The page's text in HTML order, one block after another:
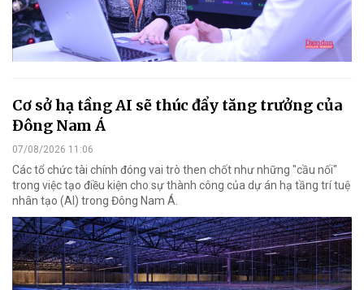
Cơ sở hạ tầng AI sẽ thúc đẩy tăng trưởng của
Đông Nam Á
07/08/2026 11:06
Các tổ chức tài chính đóng vai trò then chốt như những "cầu nối"
trong việc tạo điều kiện cho sự thành công của dự án hạ tầng trí tuệ
nhân tạo (AI) trong Đông Nam Á.